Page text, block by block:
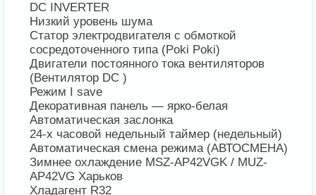
DC INVERTER
Низкий уровень шума
Статор электродвигателя с обмоткой
сосредоточенного типа (Poki Poki)
Двигатели постоянного тока вентиляторов
(Вентилятор DC )
Режим I save
Декоративная панель — ярко-белая
Автоматическая заслонка
24-х часовой недельный таймер (недельный)
Автоматическая смена режима (АВТОСМЕНА)
Зимнее охлаждение MSZ-AP42VGK / MUZ-
AP42VG Харьков
Хладагент R32